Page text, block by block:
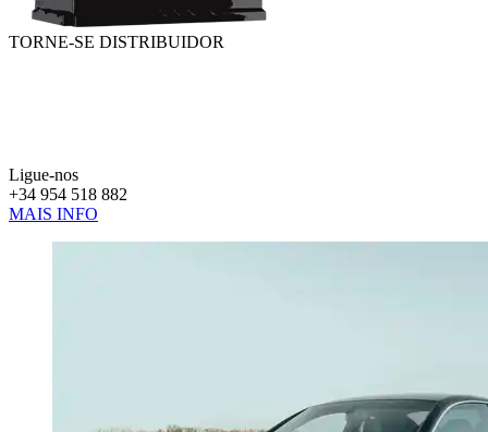
TORNE-SE DISTRIBUIDOR
Ligue-nos
+34 954 518 882
MAIS INFO